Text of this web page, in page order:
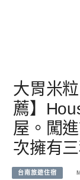
大胃米
薦】
屋。闖
次擁有
台南旅遊住宿